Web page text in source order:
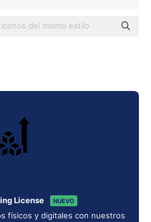
License NUEVO
físicos y digitales con nuestros